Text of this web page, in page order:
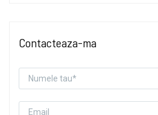
Contacteaza-ma